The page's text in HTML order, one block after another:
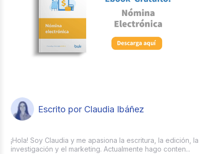
Escrito por Claudia Ibáñez
¡Hola! Soy Claudia y me apasiona la escritura, la edición, la
investigación y el marketing. Actualmente hago conten...